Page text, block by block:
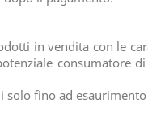
in vendita con le
consumatore
solo fino ad